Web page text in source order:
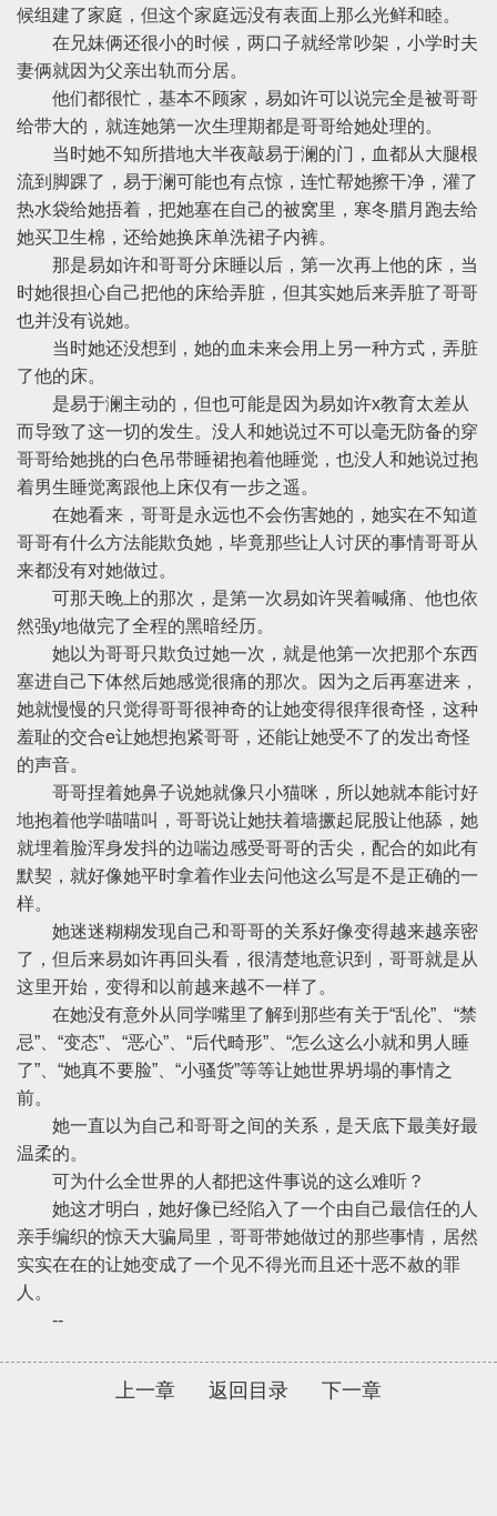
候组建了家庭，但这个家庭远没有表面上那么光鲜和睦。
在兄妹俩还很小的时候，两口子就经常吵架，小学时夫
妻俩就因为父亲出轨而分居。
他们都很忙，基本不顾家，易如许可以说完全是被哥哥
给带大的，就连她第一次生理期都是哥哥给她处理的。
当时她不知所措地大半夜敲易于澜的门，血都从大腿根
流到脚踝了，易于澜可能也有点惊，连忙帮她擦干净，灌了
热水袋给她捂着，把她塞在自己的被窝里，寒冬腊月跑去给
她买卫生棉，还给她换床单洗裙子内裤。
那是易如许和哥哥分床睡以后，第一次再上他的床，当
时她很担心自己把他的床给弄脏，但其实她后来弄脏了哥哥
也并没有说她。
当时她还没想到，她的血未来会用上另一种方式，弄脏
了他的床。
是易于澜主动的，但也可能是因为易如许x教育太差从
而导致了这一切的发生。没人和她说过不可以毫无防备的穿
哥哥给她挑的白色吊带睡裙抱着他睡觉，也没人和她说过抱
着男生睡觉离跟他上床仅有一步之遥。
在她看来，哥哥是永远也不会伤害她的，她实在不知道
哥哥有什么方法能欺负她，毕竟那些让人讨厌的事情哥哥从
来都没有对她做过。
可那天晚上的那次，是第一次易如许哭着喊痛、他也依
然强y地做完了全程的黑暗经历。
她以为哥哥只欺负过她一次，就是他第一次把那个东西
塞进自己下体然后她感觉很痛的那次。因为之后再塞进来，
她就慢慢的只觉得哥哥很神奇的让她变得很痒很奇怪，这种
羞耻的交合e让她想抱紧哥哥，还能让她受不了的发出奇怪
的声音。
哥哥捏着她鼻子说她就像只小猫咪，所以她就本能讨好
地抱着他学喵喵叫，哥哥说让她扶着墙撅起屁股让他舔，她
就埋着脸浑身发抖的边喘边感受哥哥的舌尖，配合的如此有
默契，就好像她平时拿着作业去问他这么写是不是正确的一
样。
她迷迷糊糊发现自己和哥哥的关系好像变得越来越亲密
了，但后来易如许再回头看，很清楚地意识到，哥哥就是从
这里开始，变得和以前越来越不一样了。
在她没有意外从同学嘴里了解到那些有关于“乱伦”、“禁
忌”、“变态”、“恶心”、“后代畸形”、“怎么这么小就和男人睡
了”、“她真不要脸”、“小骚货”等等让她世界坍塌的事情之
前。
她一直以为自己和哥哥之间的关系，是天底下最美好最
温柔的。
可为什么全世界的人都把这件事说的这么难听？
她这才明白，她好像已经陷入了一个由自己最信任的人
亲手编织的惊天大骗局里，哥哥带她做过的那些事情，居然
实实在在的让她变成了一个见不得光而且还十恶不赦的罪
人。
--
上一章 返回目录 下一章